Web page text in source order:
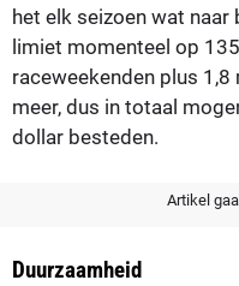
het elk seizoen wat naar
limiet momenteel op
raceweekenden plus
meer, dus in totaal
dollar besteden.
Artikel
Duurzaamheid